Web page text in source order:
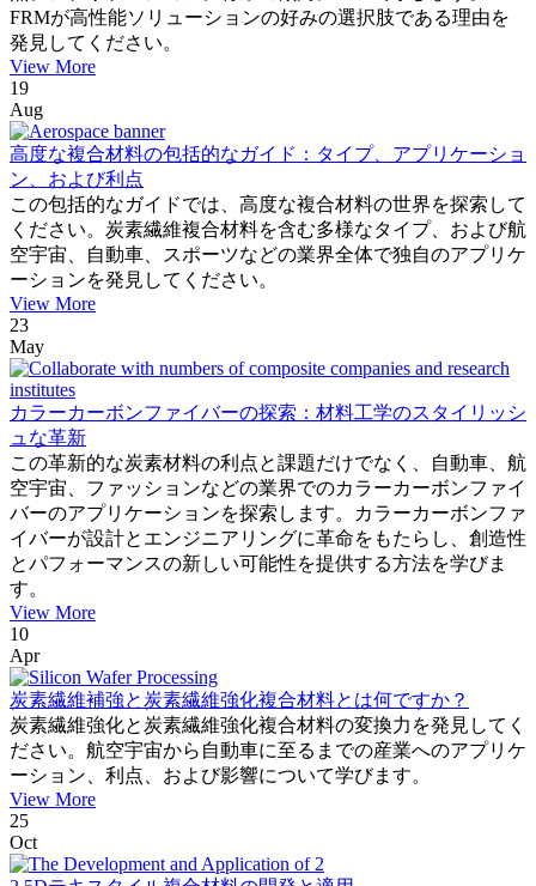
FRMが高性能ソリューションの好みの選択肢である理由を
発見してください。
View More
19
Aug
高度な複合材料の包括的なガイド：タイプ、アプリケーショ
ン、および利点
この包括的なガイドでは、高度な複合材料の世界を探索して
ください。炭素繊維複合材料を含む多様なタイプ、および航
空宇宙、自動車、スポーツなどの業界全体で独自のアプリケ
ーションを発見してください。
View More
23
May
カラーカーボンファイバーの探索：材料工学のスタイリッシ
ュな革新
この革新的な炭素材料の利点と課題だけでなく、自動車、航
空宇宙、ファッションなどの業界でのカラーカーボンファイ
バーのアプリケーションを探索します。カラーカーボンファ
イバーが設計とエンジニアリングに革命をもたらし、創造性
とパフォーマンスの新しい可能性を提供する方法を学びま
す。
View More
10
Apr
炭素繊維補強と炭素繊維強化複合材料とは何ですか？
炭素繊維強化と炭素繊維強化複合材料の変換力を発見してく
ださい。航空宇宙から自動車に至るまでの産業へのアプリケ
ーション、利点、および影響について学びます。
View More
25
Oct